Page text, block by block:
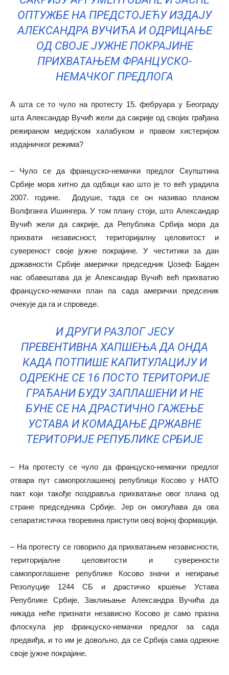
ОПТУЖБЕ НА ПРЕДСТОЈЕЋУ ИЗДАЈУ
АЛЕКСАНДРА ВУЧИЋА И ОДРИЦАЊЕ
ОД СВОЈЕ ЈУЖНЕ ПОКРАЈИНЕ
ПРИХВАТАЊЕМ ФРАНЦУСКО-
НЕМАЧКОГ ПРЕДЛОГА
А шта се то чуло на протесту 15. фебруара у Београду
шта Александар Вучић жели да сакрије од својих грађана
режираном медијском халабуком и правом хистеријом
издајничког режима?
– Чуло се да француско-немачки предлог Скупштина
Србије мора хитно да одбаци као што је то већ урадила
2007. године. Додуше, тада се он називао планом
Волфганга Ишингера. У том плану стоји, што Александар
Вучић жели да сакрије, да Република Србија мора да
прихвати независност, територијалну целовитост и
сувереност своје јужне покрајине. У честитики за дан
државности Србије амерички председник Џозеф Бајден
нас обавештава да је Александар Вучић већ прихватио
француско-немачки план па сада амерички предсеник
очекује да га и спроведе.
И ДРУГИ РАЗЛОГ ЈЕСУ
ПРЕВЕНТИВНА ХАПШЕЊА ДА ОНДА
КАДА ПОТПИШЕ КАПИТУЛАЦИЈУ И
ОДРЕКНЕ СЕ 16 ПОСТО ТЕРИТОРИЈЕ
ГРАЂАНИ БУДУ ЗАПЛАШЕНИ И НЕ
БУНЕ СЕ НА ДРАСТИЧНО ГАЖЕЊЕ
УСТАВА И КОМАДАЊЕ ДРЖАВНЕ
ТЕРИТОРИЈЕ РЕПУБЛИКЕ СРБИЈЕ
– На протесту се чуло да француско-немачки предлог
отвара пут самопроглашеној републици Косово у НАТО
пакт који такође поздравља прихватање овог плана од
стране председника Србије. Јер он омогућава да ова
сепаратистичка творевина приступи овој војној формацији.
– На протесту се говорило да прихватањем независности,
територијалне целовитости и суверености
самопроглашене републике Косово значи и негирање
Резолуције 1244 СБ и драстичко кршење Устава
Републике Србије. Заклињање Александра Вучића да
никада неће признати независно Косово је само празна
флоскула јер француско-немачки предлог за сада
предвиђа, и то им је довољно, да се Србија сама одрекне
своје јужне покрајине.